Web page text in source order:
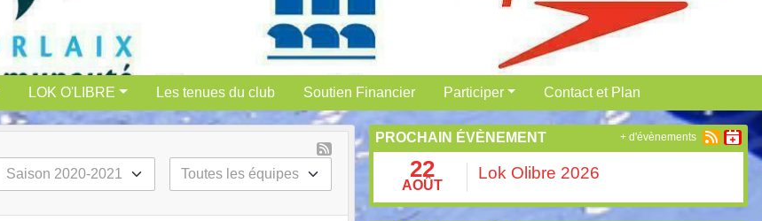
LOK O'LIBRE Les tenues du club Soutien Financier Participer Contact et Plan
PROCHAIN ÉVÈNEMENT
22
AOÛT
Lok Olibre 2026
+ d'évènements